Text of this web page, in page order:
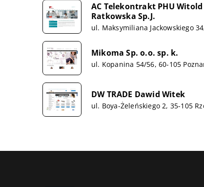
AC Telekontrakt PHU
Ratkowska Sp.J.
ul. Maksymiliana Jackowskiego
Mikoma Sp. o.o. sp. k.
ul. Kopanina 54/56, 60-105
DW TRADE Dawid Witek
ul. Boya-Żeleńskiego 2, 35-105